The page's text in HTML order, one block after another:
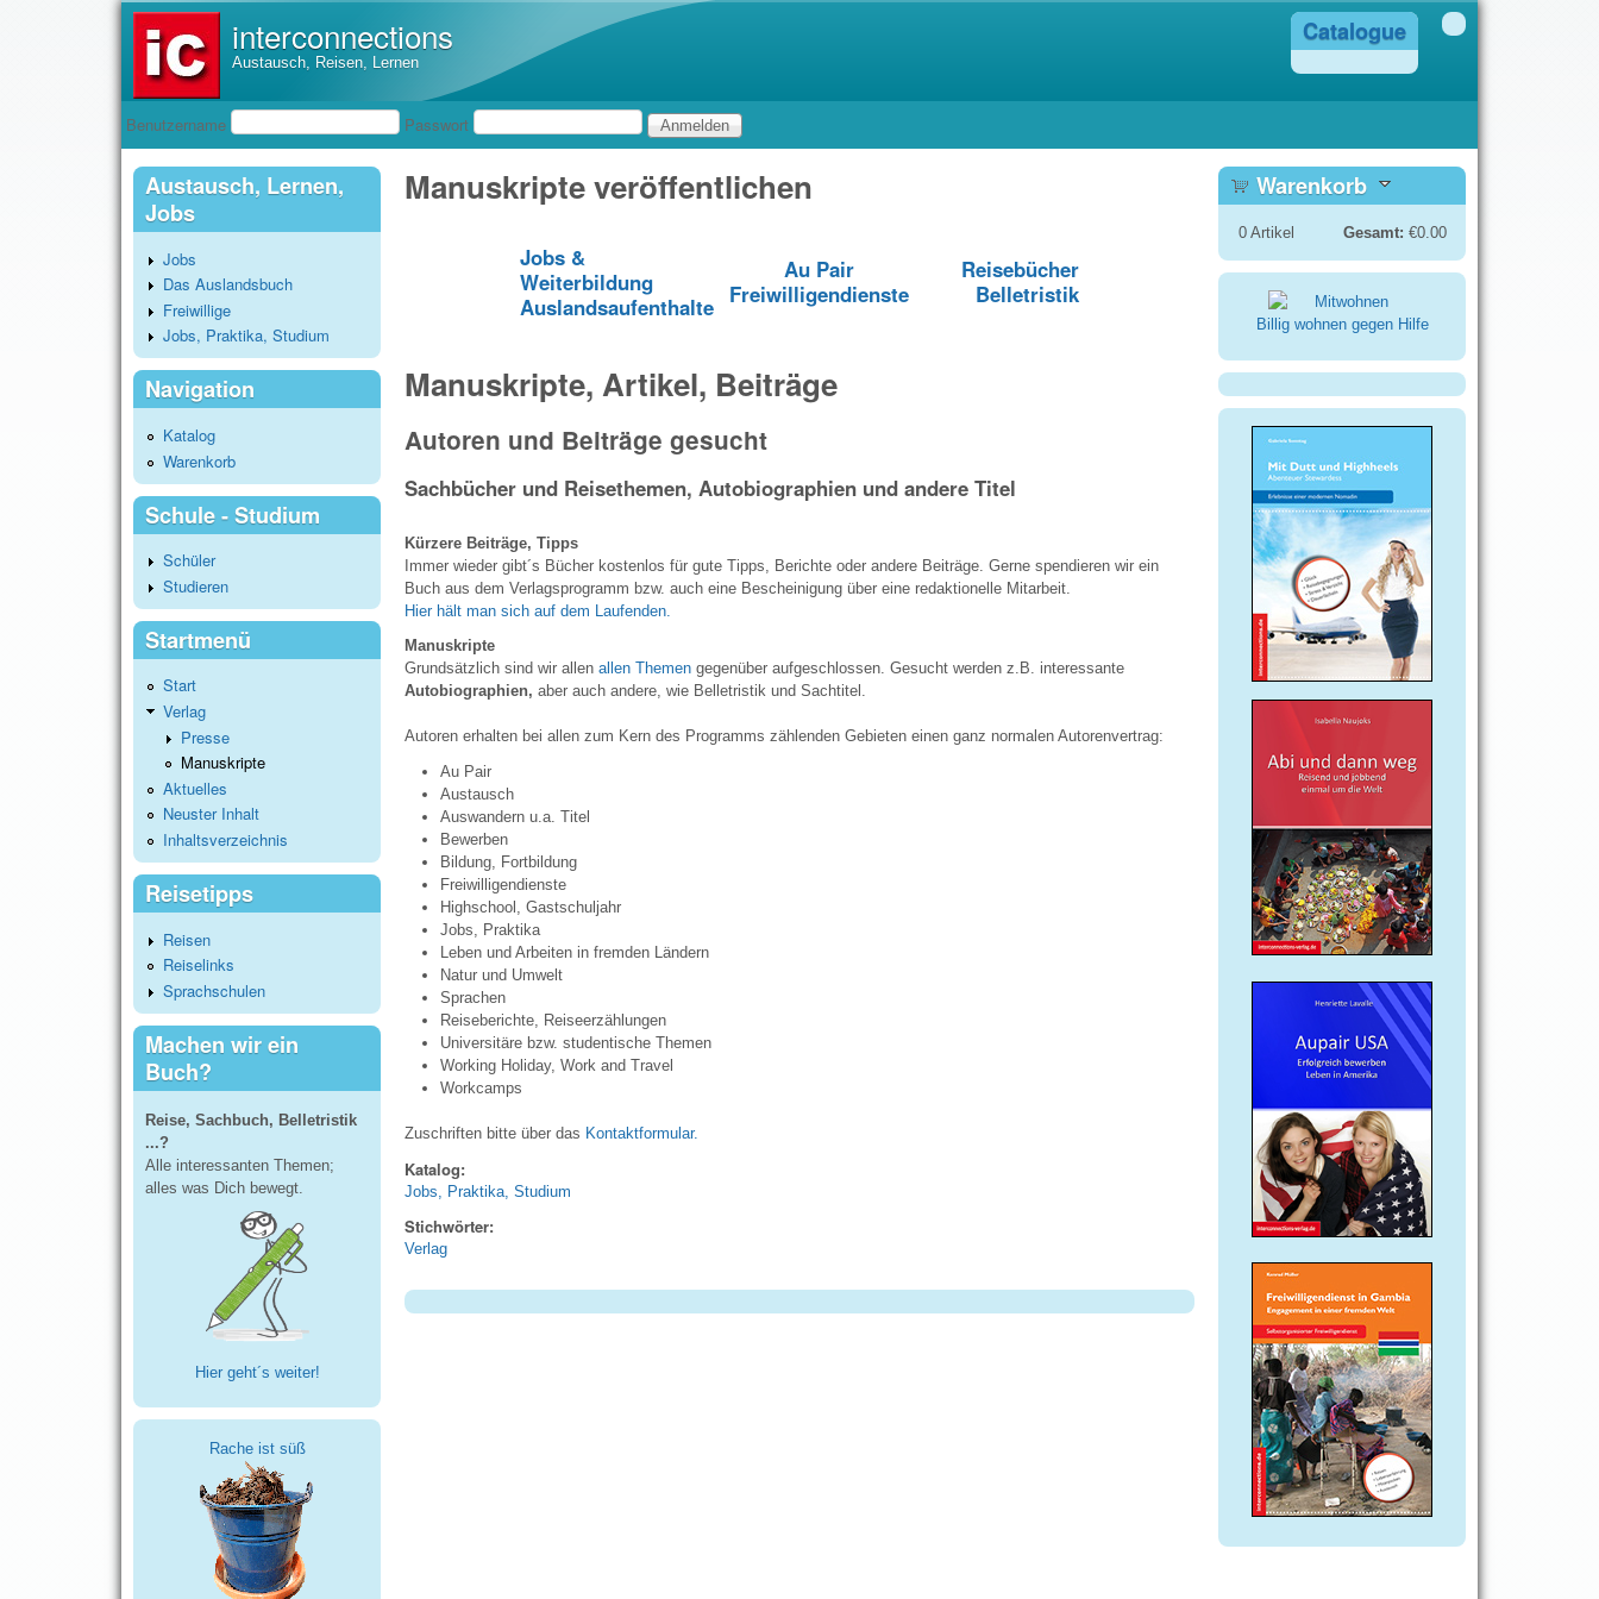
interconnections
Austausch, Reisen, Lernen
Catalogue
Benutzeranmeldung
Benutzername Passwort
Manuskripte veröffentlichen
Jobs &
Weiterbildung
Auslandsaufenthalte
Au Pair
Freiwilligendienste
Reisebücher
Belletristik
Manuskripte, Artikel, Beiträge
Autoren und Beiträge gesucht
Sachbücher und Reisethemen, Autobiographien und andere Titel
Kürzere Beiträge, Tipps
Immer wieder gibt´s Bücher kostenlos für gute Tipps, Berichte oder andere Beiträge. Gerne spendieren wir ein
Buch aus dem Verlagsprogramm bzw. auch eine Bescheinigung über eine redaktionelle Mitarbeit.
Hier hält man sich auf dem Laufenden.
Manuskripte
Grundsätzlich sind wir allen allen Themen gegenüber aufgeschlossen. Gesucht werden z.B. interessante
Autobiographien, aber auch andere, wie Belletristik und Sachtitel.
Autoren erhalten bei allen zum Kern des Programms zählenden Gebieten einen ganz normalen Autorenvertrag:
Au Pair
Austausch
Auswandern u.a. Titel
Bewerben
Bildung, Fortbildung
Freiwilligendienste
Highschool, Gastschuljahr
Jobs, Praktika
Leben und Arbeiten in fremden Ländern
Natur und Umwelt
Sprachen
Reiseberichte, Reiseerzählungen
Universitäre bzw. studentische Themen
Working Holiday, Work and Travel
Workcamps
Zuschriften bitte über das Kontaktformular.
Katalog:
Jobs, Praktika, Studium
Stichwörter:
Verlag
Austausch, Lernen,
Jobs
Jobs
Das Auslandsbuch
Freiwillige
Jobs, Praktika, Studium
Navigation
Katalog
Warenkorb
Schule - Studium
Schüler
Studieren
Startmenü
Start
Verlag
Presse
Manuskripte
Aktuelles
Neuster Inhalt
Inhaltsverzeichnis
Reisetipps
Reisen
Reiselinks
Sprachschulen
Machen wir ein
Buch?
Reise, Sachbuch, Belletristik
...?
Alle interessanten Themen;
alles was Dich bewegt.
Hier geht´s weiter!
Rache ist süß
Warenkorb
0Artikel Gesamt: €0.00
Billig wohnen gegen Hilfe